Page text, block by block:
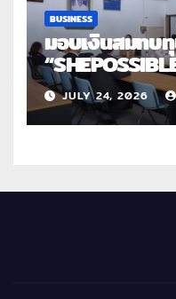
BUSINESS
มอบเงินสมทบ
เสริมสถานภาพ
สากล 2569
JULY 24, 2026